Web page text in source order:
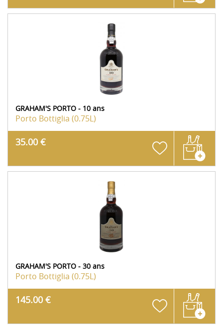
GRAHAM'S PORTO - 10 ans
Porto Bottiglia (0.75L)
35.00 €
GRAHAM'S PORTO - 30 ans
Porto Bottiglia (0.75L)
145.00 €